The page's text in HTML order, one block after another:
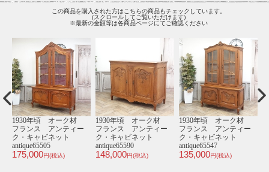
この商品を購入された方はこちらの商品もチェックしています。
(スクロールしてご覧いただけます)
※最新の金額等は各商品ページにてご確認ください
1930年頃 オーク材
フランス アンティー
ク・キャビネット
antique65505
175,000円(税込)
1930年頃 オーク材
フランス アンティー
ク・キャビネット
antique65590
148,000円(税込)
1930年頃 オーク材
フランス アンティー
ク・キャビネット
antique65547
135,000円(税込)